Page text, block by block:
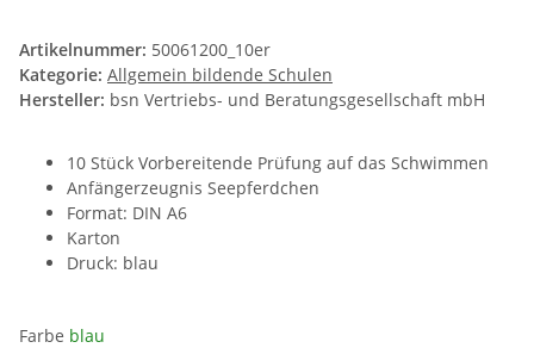
Artikelnummer: 50061200_10er
Kategorie: Allgemein bildende Schulen
Hersteller: bsn Vertriebs- und Beratungsgesellschaft mbH
10 Stück Vorbereitende Prüfung auf das Schwimmen
Anfängerzeugnis Seepferdchen
Format: DIN A6
Karton
Druck: blau
Farbe blau